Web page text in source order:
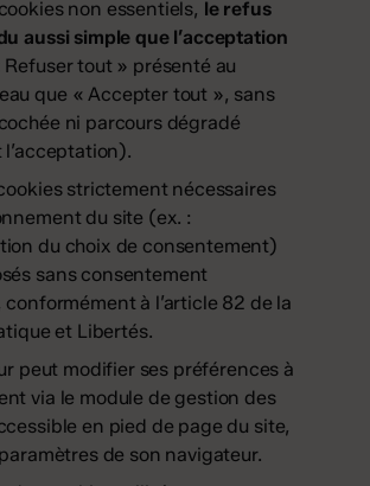
non essentiels, le refus
aussi simple que l’acceptation
tout » présenté au
que « Accepter tout », sans
ni parcours dégradé
strictement nécessaires
du site (ex. :
du choix de consentement)
sans consentement
conformément à l’article 82 de la
et Libertés.
peut modifier ses préférences à
via le module de gestion des
en pied de page du site,
de son navigateur.